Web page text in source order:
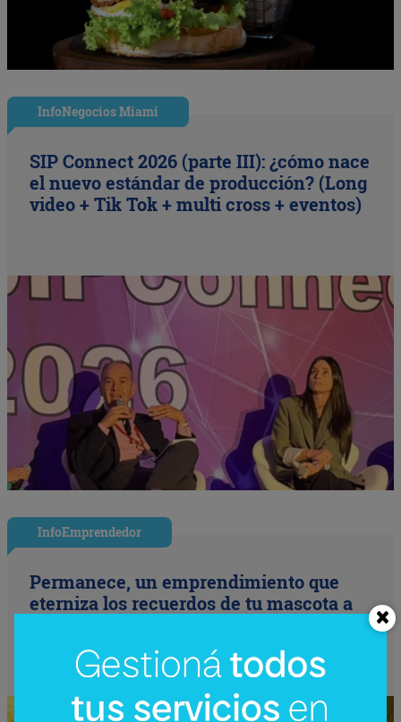
InfoNegocios Miami
SIP Connect 2026 (parte III): ¿cómo nace
el nuevo estándar de producción? (Long
video + Tik Tok + multi cross + eventos)
InfoEmprendedor
Permanece, un emprendimiento que
eterniza los recuerdos de tu mascota a